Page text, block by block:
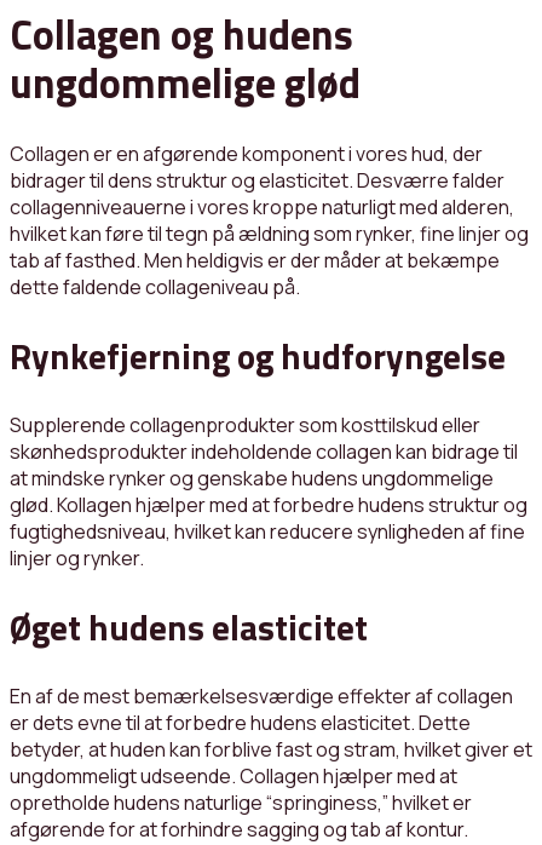
Collagen og hudens
ungdommelige glød
Collagen er en afgørende komponent i vores hud, der
bidrager til dens struktur og elasticitet. Desværre falder
collagenniveauerne i vores kroppe naturligt med alderen,
hvilket kan føre til tegn på ældning som rynker, fine linjer og
tab af fasthed. Men heldigvis er der måder at bekæmpe
dette faldende collageniveau på.
Rynkefjerning og hudforyngelse
Supplerende collagenprodukter som kosttilskud eller
skønhedsprodukter indeholdende collagen kan bidrage til
at mindske rynker og genskabe hudens ungdommelige
glød. Kollagen hjælper med at forbedre hudens struktur og
fugtighedsniveau, hvilket kan reducere synligheden af fine
linjer og rynker.
Øget hudens elasticitet
En af de mest bemærkelsesværdige effekter af collagen
er dets evne til at forbedre hudens elasticitet. Dette
betyder, at huden kan forblive fast og stram, hvilket giver et
ungdommeligt udseende. Collagen hjælper med at
opretholde hudens naturlige “springiness,” hvilket er
afgørende for at forhindre sagging og tab af kontur.